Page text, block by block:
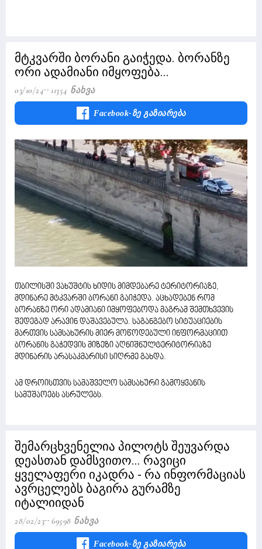
მტკვარში ბორანი გაიჭედა. ბორანზე
ორი ადამიანი იმყოფება...
03/10/24 11354 Ნახვა
Facebook-Ზე Გაზიარება
თბილისში ვახუშტის ხიდის მიმდებარე ტერიტორიაზე,
მდინარე მტკვარში ბორანი გაიჭედა. აცხადებენ რომ
ბორანზე ორი ადამიანი იმყოფებოდა მაგრამ შემთხვევის
შედეგად არავინ დაშავებულა. საგანგებო სიტუაციების
მართვის სამსახურის მიერ მოწოდებული ინფორმაციით
ბორანის გაჭედვის მიზეზი აღნიშნულტერიტორიაზე
მდინარის არასაკმარისი სიღრმე გახდა.
ამ დროისთვის სამაშველო სამსახური გამოყვანის
სამუშაოებს ასრულებს.
შემარცხვენელია პილოტს შეუვარდა
დეასთან დამსვითო... რავიცი
ყველაფერი იკადრა - რა ინფორმაციას
ავრცელებს ბაგირა გურამზე
იტალიიდან
28/02/23 69598 Ნახვა
Facebook-Ზე Გაზიარება